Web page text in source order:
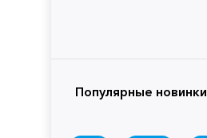
Популярные новинки